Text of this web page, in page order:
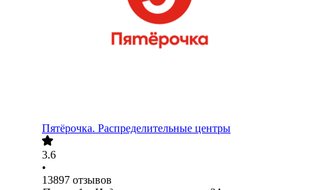
Пятёрочка. Распределительные центры
3.6
•
13897 отзывов